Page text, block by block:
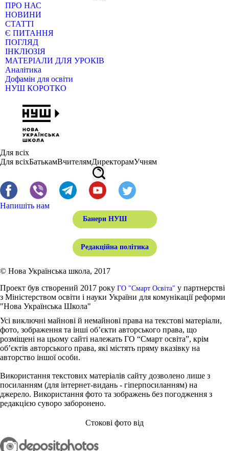
ПРО НАС
НОВИНИ
СТАТТІ
Є ПИТАННЯ
ПОГЛЯД
ІНКЛЮЗІЯ
МАТЕРІАЛИ ДЛЯ УРОКІВ
Аналітика
Дофамін для освіти
НУШ КОРОТКО
Для всіх
Для всіхБатькамВчителямДиректорамУчням
Напишіть нам
Банери НУШ
Редакційна політика
© Нова Українська школа, 2017
Проект був створений 2017 року ГО "Смарт Освіта" у партнерстві
з Міністерством освіти і науки України для комунікації реформи
"Нова Українська Школа"
Усі виключні майнові й немайнові права на текстові матеріали,
фото, зображення та інші об’єкти авторського права, що
розміщені на цьому сайті належать ГО “Смарт освіта”, крім
об’єктів авторського права, які містять пряму вказівку на
авторство іншої особи.
Використання текстових матеріалів сайту дозволено лише з
посиланням (для інтернет-видань - гіперпосиланням) на
джерело. Використання фото та зображень без погодження з
редакцією суворо заборонено.
Стокові фото від